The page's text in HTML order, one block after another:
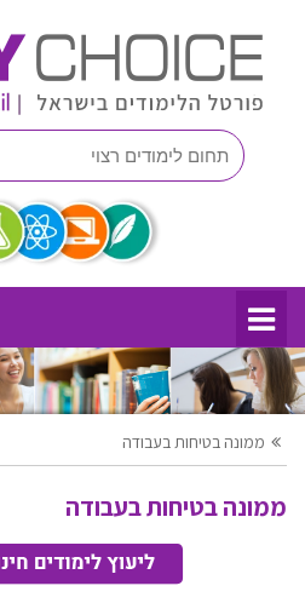
ממונה בטיחות בעבודה
ממונה בטיחות בעבודה